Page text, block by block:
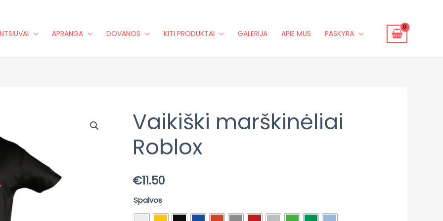
APRANGA DOVANOS KITI PRODUKTAI GALERIJA APIE MUS PASKYRA
Vaikiški marškinėliai
Roblox
€11.50
Spalvos
produkto
kiekis:
Vaikiški
marškinėliai